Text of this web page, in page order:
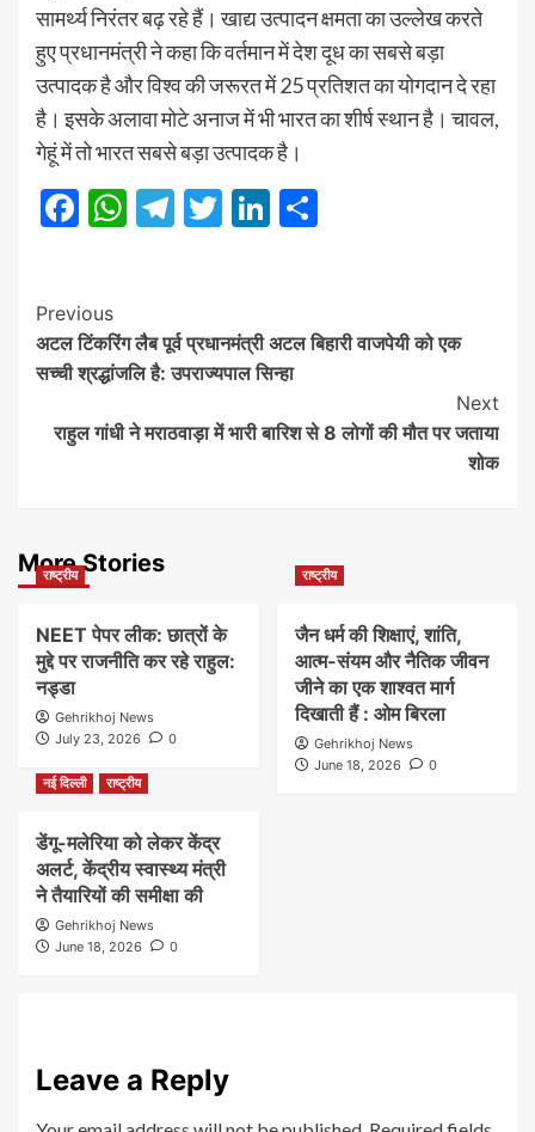
सामर्थ्य निरंतर बढ़ रहे हैं। खाद्य उत्पादन क्षमता का उल्लेख करते
हुए प्रधानमंत्री ने कहा कि वर्तमान में देश दूध का सबसे बड़ा
उत्पादक है और विश्व की जरूरत में 25 प्रतिशत का योगदान दे रहा
है। इसके अलावा मोटे अनाज में भी भारत का शीर्ष स्थान है। चावल,
गेहूं में तो भारत सबसे बड़ा उत्पादक है।
Facebook
WhatsApp
Telegram
TwitterLinkedIn
Post
Navigation
Previous
अटल टिंकरिंग लैब पूर्व प्रधानमंत्री अटल बिहारी वाजपेयी को एक
सच्ची श्रद्धांजलि है: उपराज्यपाल सिन्हा
Next
राहुल गांधी ने मराठवाड़ा में भारी बारिश से 8 लोगों की मौत पर जताया
शोक
More Stories
राष्ट्रीय
NEET पेपर लीक: छात्रों के
मुद्दे पर राजनीति कर रहे राहुल:
नड्डा
Gehrikhoj News
July 23, 2026
0
राष्ट्रीय
जैन धर्म की शिक्षाएं, शांति,
आत्म-संयम और नैतिक जीवन
जीने का एक शाश्वत मार्ग
दिखाती हैं : ओम बिरला
Gehrikhoj News
June 18, 2026
0
नई दिल्ली
राष्ट्रीय
डेंगू-मलेरिया को लेकर केंद्र
अलर्ट, केंद्रीय स्वास्थ्य मंत्री
ने तैयारियों की समीक्षा की
Gehrikhoj News
June 18, 2026
0
Leave a Reply